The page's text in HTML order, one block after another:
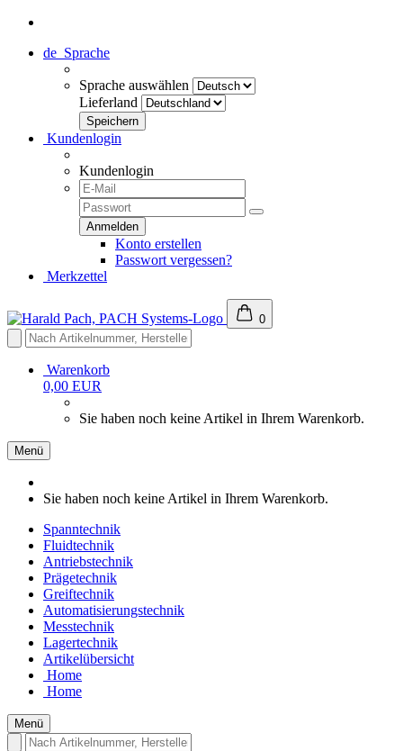
de Sprache
Sprache auswählen
Lieferland
Kundenlogin
Kundenlogin
Konto erstellen
Passwort vergessen?
Merkzettel
0
Warenkorb
0,00 EUR
Sie haben noch keine Artikel in Ihrem Warenkorb.
Menü
Sie haben noch keine Artikel in Ihrem Warenkorb.
Spanntechnik
Fluidtechnik
Antriebstechnik
Prägetechnik
Greiftechnik
Automatisierungstechnik
Messtechnik
Lagertechnik
Artikelübersicht
Home
Home
Menü